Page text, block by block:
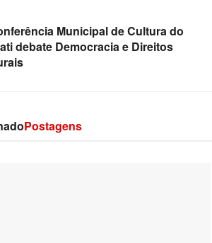
Municipal de Cultura do
debate Democracia e Direitos
Postagens